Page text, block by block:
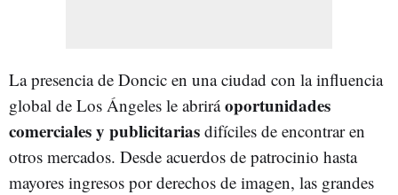
La presencia de Doncic en una ciudad con la influencia
global de Los Ángeles le abriráoportunidades
comerciales y publicitarias difíciles de encontrar en
otros mercados. Desde acuerdos de patrocinio hasta
mayores ingresos por derechos de imagen, las grandes